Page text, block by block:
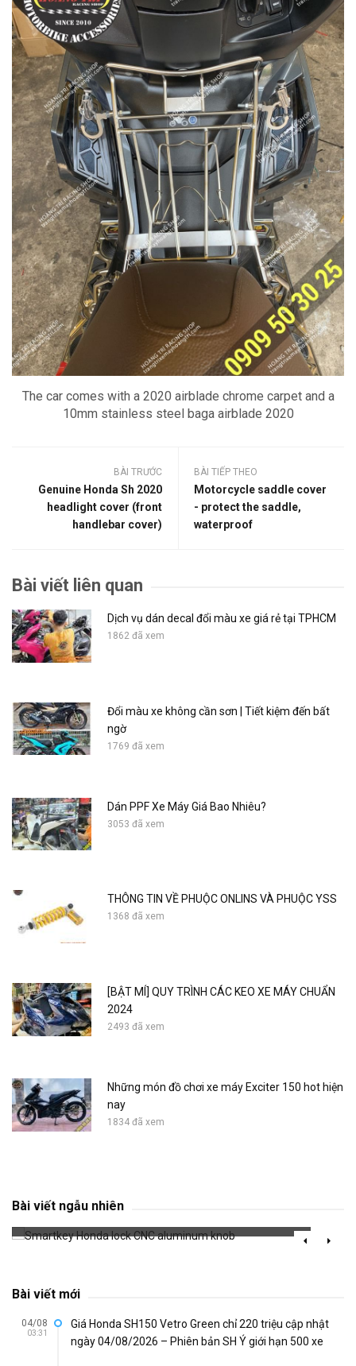
The car comes with a 2020 airblade chrome carpet and a
10mm stainless steel baga airblade 2020
BÀI TRƯỚC
Genuine Honda Sh 2020
headlight cover (front
handlebar cover)
BÀI TIẾP THEO
Motorcycle saddle cover
- protect the saddle,
waterproof
Bài viết liên quan
Dịch vụ dán decal đổi màu xe giá rẻ tại TPHCM
1862 đã xem
Đổi màu xe không cần sơn | Tiết kiệm đến bất
ngờ
1769 đã xem
Dán PPF Xe Máy Giá Bao Nhiêu?
3053 đã xem
THÔNG TIN VỀ PHUỘC ONLINS VÀ PHUỘC YSS
1368 đã xem
[BẬT MÍ] QUY TRÌNH CÁC KEO XE MÁY CHUẨN
2024
2493 đã xem
Những món đồ chơi xe máy Exciter 150 hot hiện
nay
1834 đã xem
Bài viết ngẫu nhiên
Smartkey Honda lock CNC aluminum knob
Bài viết mới
04/08
03:31
Giá Honda SH150 Vetro Green chỉ 220 triệu cập nhật
ngày 04/08/2026 – Phiên bản SH Ý giới hạn 500 xe